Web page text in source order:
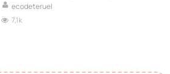
ecodeteruel
7,1k